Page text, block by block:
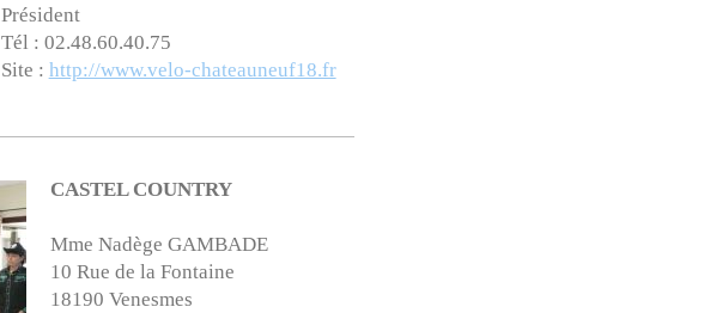
Président
Tél : 02.48.60.40.75
Site : http://www.velo-chateauneuf18.fr
CASTEL COUNTRY
Mme Nadège GAMBADE
10 Rue de la Fontaine
18190 Venesmes